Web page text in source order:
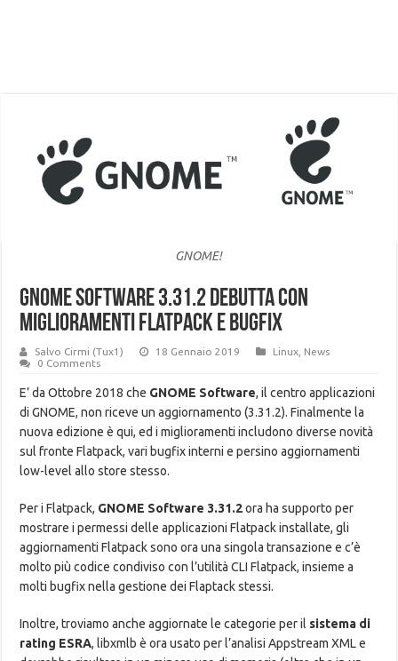
GNOME!
GNOME Software 3.31.2 debutta con
miglioramenti Flatpack e bugfix
Salvo Cirmi (Tux1) 18 Gennaio 2019 Linux News
0 Comments
E’ da Ottobre 2018 che GNOME Software, il centro applicazioni
di GNOME, non riceve un aggiornamento (3.31.2). Finalmente la
nuova edizione è qui, ed i miglioramenti includono diverse novità
sul fronte Flatpack, vari bugfix interni e persino aggiornamenti
low-level allo store stesso.
Per i Flatpack, GNOME Software 3.31.2ora ha supporto per
mostrare i permessi delle applicazioni Flatpack installate, gli
aggiornamenti Flatpack sono ora una singola transazione e c’è
molto più codice condiviso con l’utilità CLI Flatpack, insieme a
molti bugfix nella gestione dei Flaptack stessi.
Inoltre, troviamo anche aggiornate le categorie per il sistema di
rating ESRA, libxmlb è ora usato per l’analisi Appstream XML e